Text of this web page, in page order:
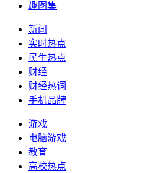
趣图集
新闻
实时热点
民生热点
财经
财经热词
手机品牌
游戏
电脑游戏
教育
高校热点